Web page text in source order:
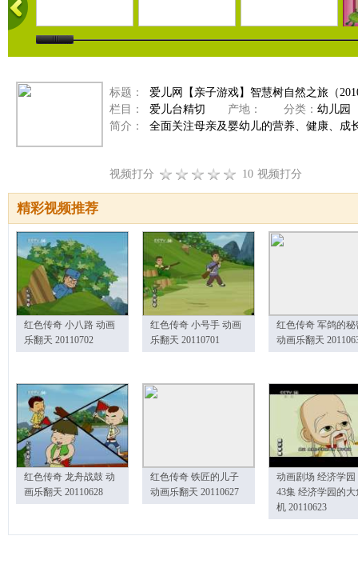
标题：
爱儿网【亲子游戏】智慧树自然之旅（
栏目：
爱儿台精切 产地： 分类： 幼儿园
简介：
全面关注母亲及婴幼儿的营养、健康、成
视频打分 10 视频打分
精彩视频推荐
红色传奇 小八路 动画
乐翻天 20110702
红色传奇 小号手 动画
乐翻天 20110701
红色传奇 军鸽的秘
动画乐翻天
红色传奇 龙舟战鼓 动
画乐翻天 20110628
红色传奇 铁匠的儿子
动画乐翻天 20110627
动画剧场 经济学园
43集 经济学园的大
机 20110623